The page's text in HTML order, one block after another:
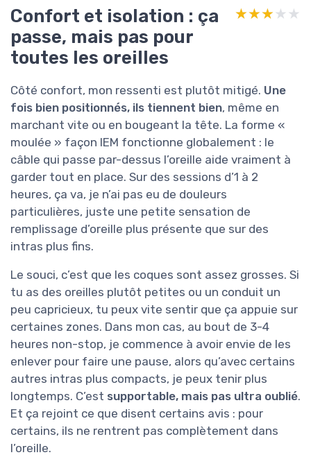
Confort et isolation : ça
passe, mais pas pour
toutes les oreilles
★★★★★
★★★★★
Côté confort, mon ressenti est plutôt mitigé. Une
fois bien positionnés, ils tiennent bien, même en
marchant vite ou en bougeant la tête. La forme «
moulée » façon IEM fonctionne globalement : le
câble qui passe par-dessus l’oreille aide vraiment à
garder tout en place. Sur des sessions d’1 à 2
heures, ça va, je n’ai pas eu de douleurs
particulières, juste une petite sensation de
remplissage d’oreille plus présente que sur des
intras plus fins.
Le souci, c’est que les coques sont assez grosses. Si
tu as des oreilles plutôt petites ou un conduit un
peu capricieux, tu peux vite sentir que ça appuie sur
certaines zones. Dans mon cas, au bout de 3-4
heures non-stop, je commence à avoir envie de les
enlever pour faire une pause, alors qu’avec certains
autres intras plus compacts, je peux tenir plus
longtemps. C’est supportable, mais pas ultra oublié.
Et ça rejoint ce que disent certains avis : pour
certains, ils ne rentrent pas complètement dans
l’oreille.